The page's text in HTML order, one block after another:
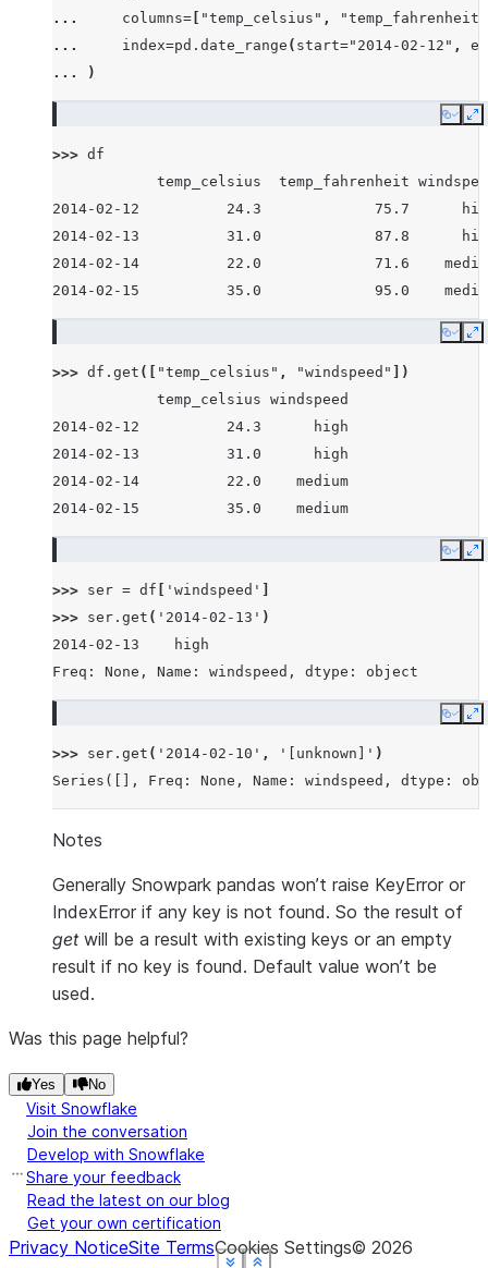
...
columns= "temp_celsius" ,
"temp_fahrenheit"
...
index=pd . date_range ( start="2014-02-12" ,
...
)
Copy
>>> df
temp_celsius  temp_fahrenheit
2014-02-12          24.3             75.7
2014-02-13          31.0             87.8
2014-02-14          22.0             71.6
2014-02-15          35.0             95.0
Copy
>>> df . get ([ "temp_celsius" , "windspeed"
])
            temp_celsius windspeed
2014-02-12          24.3      high
2014-02-13          31.0      high
2014-02-14          22.0    medium
2014-02-15          35.0    medium
Copy
>>> ser = df 'windspeed'
>>> ser . get ( '2014-02-13' )
2014-02-13    high
Freq: None, Name: windspeed, dtype: object
Copy
>>> ser . get ( '2014-02-10' , '[unknown]' )
Series([], Freq: None, Name: windspeed, dtype:
Notes
Generally Snowpark pandas won’t raise KeyError or
IndexError if any key is not found. So the result of
getwill be a result with existing keys or an empty
result if no key is found. Default value won’t be
used.
Was this page helpful?
Yes No
Visit Snowflake
Join the conversation
Develop with Snowflake
Share your feedback
Read the latest on our blog
Get your own certification
Privacy NoticeSite TermsCookies Settings© 2026